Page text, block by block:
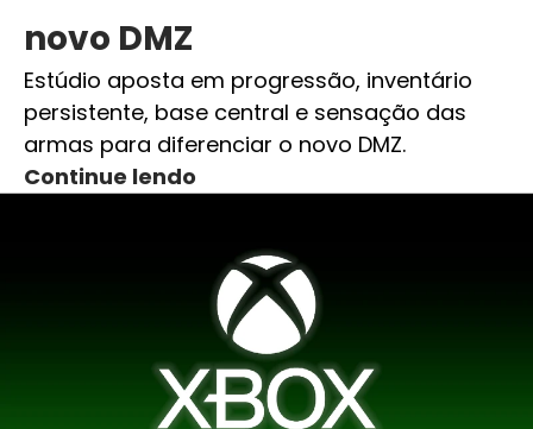
novo DMZ
Estúdio aposta em progressão, inventário
persistente, base central e sensação das
armas para diferenciar o novo DMZ.
Continue lendo